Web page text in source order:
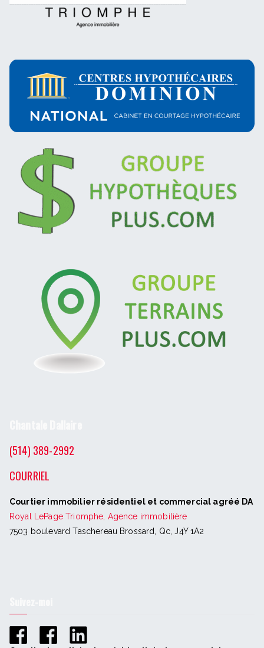
(514) 389-2992
COURRIEL
Courtier immobilier résidentiel et commercial agréé DA
Royal LePage Triomphe, Agence immobilière
7503 boulevard Taschereau Brossard, Qc, J4Y 1A2